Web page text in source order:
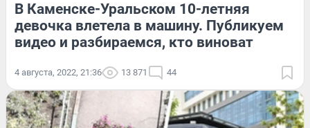
В Каменске-Уральском 10-летняя
девочка влетела в машину. Публикуем
видео и разбираемся, кто виноват
4 августа, 2022, 21:36 13 871 44